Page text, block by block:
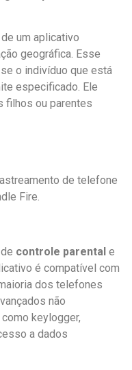
um aplicativo
geográfica. Esse
o indivíduo que está
especificado. Ele
filhos ou parentes
de telefone
Fire.
controle parental e
é compatível com
dos telefones
não
keylogger,
a dados